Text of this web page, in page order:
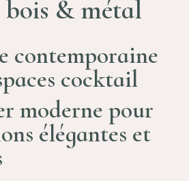
& métal
contemporaine
cocktail
moderne pour
élégantes et